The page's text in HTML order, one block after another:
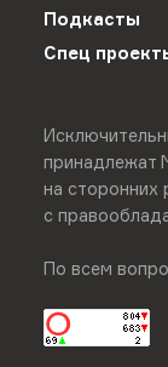
Подкасты
Спец
принадлежат
на сторонних
с
По всем